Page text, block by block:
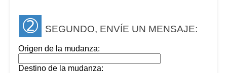
➁ SEGUNDO, ENVÍE UN MENSAJE:
Origen de la mudanza:
Destino de la mudanza: